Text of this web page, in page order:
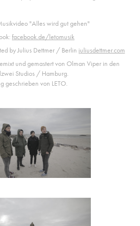
"Alles wird gut gehen"
facebook.de/letomusik
by Julius Dettmer / Berlin juliusdettmer.com
und gemastert von Olman Viper in den
Studios / Hamburg.
geschrieben von LETO.